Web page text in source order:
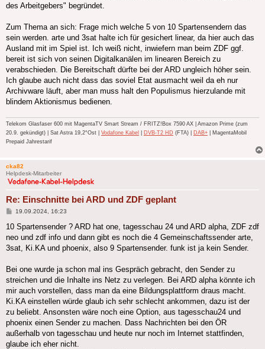
des Arbeitgebers" begründet.
Zum Thema an sich: Frage mich welche 5 von 10 Spartensendern das
sein werden. arte und 3sat halte ich für gesichert linear, da hier auch das
Ausland mit im Spiel ist. Ich weiß nicht, inwiefern man beim ZDF ggf.
bereit ist sich von seinen Digitalkanälen im linearen Bereich zu
verabschieden. Die Bereitschaft dürfte bei der ARD ungleich höher sein.
Ich glaube auch nicht dass das soviel Etat ausmacht weil da eh nur
Archivware läuft, aber man muss halt den Populismus hierzulande mit
blindem Aktionismus bedienen.
Telekom Glasfaser 600 mit MagentaTV Smart Stream / FRITZ!Box 7590 AX | Amazon Prime (zum
20.9. gekündigt) | Sat Astra 19,2°Ost | Vodafone Kabel DVB-T2 HD (FTA) | DAB+ | MagentaMobil
Prepaid Jahrestarif
cka82
Helpdesk-Mitarbeiter
Re: Einschnitte bei ARD und ZDF geplant
Beitrag
19.09.2024, 16:23
10 Spartensender ? ARD hat one, tagesschau 24 und ARD alpha, ZDF zdf
neo und zdf info und dann gibt es noch die 4 Gemeinschaftssender arte,
3sat, Ki.KA und phoenix, also 9 Spartensender. funk ist ja kein Sender.
Bei one wurde ja schon mal ins Gespräch gebracht, den Sender zu
streichen und die Inhalte ins Netz zu verlegen. Bei ARD alpha könnte ich
mir auch vorstellen, dass man da eine Bildungsplattform draus macht.
Ki.KA einstellen würde glaub ich sehr schlecht ankommen, dazu ist der
zu beliebt. Ansonsten wäre noch eine Option, aus tagesschau24 und
phoenix einen Sender zu machen. Dass Nachrichten bei den ÖR
außerhalb von tagesschau und heute nur noch im Internet stattfinden,
glaube ich eher nicht.